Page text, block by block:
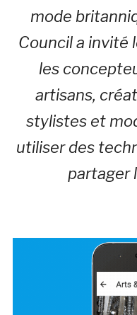
mode
Council a invité
les
artisans,
stylistes et
utiliser des
partager